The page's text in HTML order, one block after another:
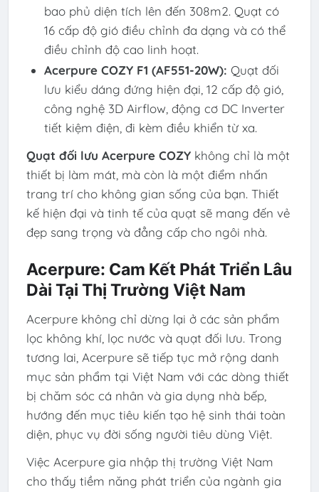
bao phủ diện tích lên đến 308m2. Quạt có
16 cấp độ gió điều chỉnh đa dạng và có thể
điều chỉnh độ cao linh hoạt.
Acerpure COZY F1 (AF551-20W): Quạt đối
lưu kiểu dáng đứng hiện đại, 12 cấp độ gió,
công nghệ 3D Airflow, động cơ DC Inverter
tiết kiệm điện, đi kèm điều khiển từ xa.
Quạt đối lưu Acerpure COZYkhông chỉ là một
thiết bị làm mát, mà còn là một điểm nhấn
trang trí cho không gian sống của bạn. Thiết
kế hiện đại và tinh tế của quạt sẽ mang đến vẻ
đẹp sang trọng và đẳng cấp cho ngôi nhà.
Acerpure: Cam Kết Phát Triển Lâu
Dài Tại Thị Trường Việt Nam
Acerpure không chỉ dừng lại ở các sản phẩm
lọc không khí, lọc nước và quạt đối lưu. Trong
tương lai, Acerpure sẽ tiếp tục mở rộng danh
mục sản phẩm tại Việt Nam với các dòng thiết
bị chăm sóc cá nhân và gia dụng nhà bếp,
hướng đến mục tiêu kiến tạo hệ sinh thái toàn
diện, phục vụ đời sống người tiêu dùng Việt.
Việc Acerpure gia nhập thị trường Việt Nam
cho thấy tiềm năng phát triển của ngành gia